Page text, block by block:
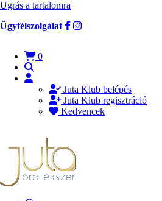
Ugrás a tartalomra
Ügyfélszolgálat
0
Juta Klub belépés
Juta Klub regisztráció
Kedvencek